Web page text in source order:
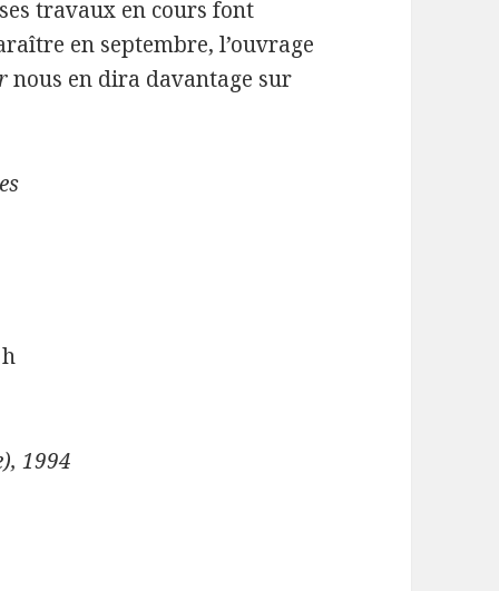
travaux en cours font
en septembre, l’ouvrage
nous en dira davantage sur
1994